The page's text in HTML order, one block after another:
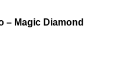
– Magic Diamond